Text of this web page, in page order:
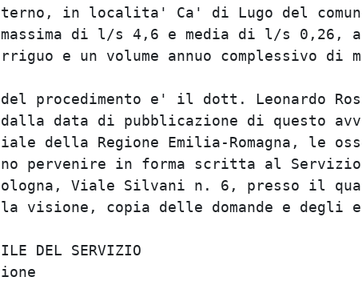
in localita' Ca' di Lugo
massima di l/s 4,6 e media
irriguo e un volume annuo
del procedimento e' il dott.
dalla data di pubblicazione di
della Regione Emilia-
pervenire in forma scritta
di Bologna, Viale Silvani n. 6,
la visione, copia delle